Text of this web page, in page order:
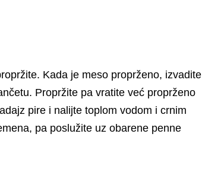
Kada je meso proprženo, izvadite
Propržite pa vratite već proprženo
pire i nalijte toplom vodom i crnim
pa poslužite uz obarene penne